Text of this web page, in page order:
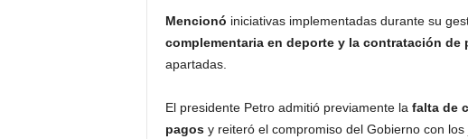
Mencionó iniciativas implementadas durante su
complementaria en deporte y la contratación
apartadas.
El presidente Petro admitió previamente la falta de
pagosy reiteró el compromiso del Gobierno con